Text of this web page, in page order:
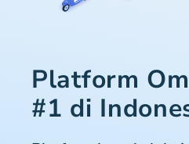
Platform
#1 di